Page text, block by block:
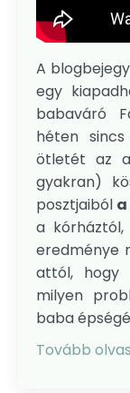
A
egy
babaváró
héten
ötletét az
gyakran)
posztjaiból
a kórháztól,
eredménye
attól, hogy
milyen
baba
Tovább